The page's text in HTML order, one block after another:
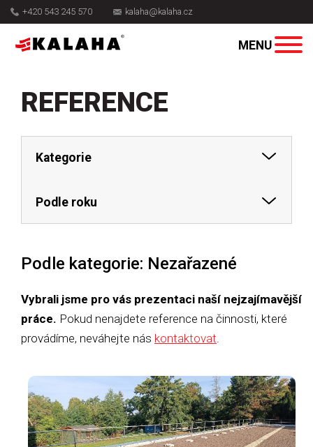
+420 543 245 570 kalaha@kalaha.cz
REFERENCE
Kategorie
Podle roku
Podle kategorie: Nezařazené
Vybrali jsme pro vás prezentaci naší nejzajímavější
práce. Pokud nenajdete reference na činnosti, které
provádíme, neváhejte nás kontaktovat